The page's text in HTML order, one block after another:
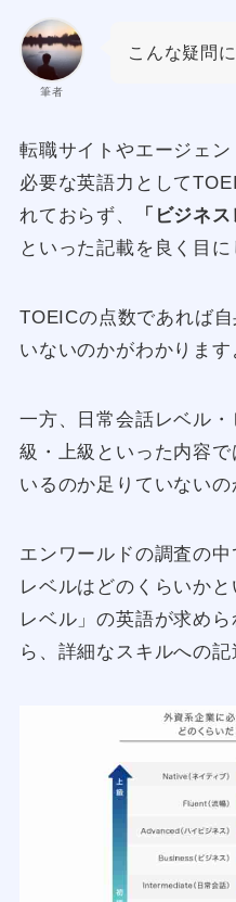
筆者
こんな疑問
転職サイトやエージェン
必要な英語力として
れておらず、
「ビジネ
といった記載を良く目に
TOEICの点数であれば
いないのかがわかります
一方、日常会話レベル
級・上級といった内容
いるのか足りていないの
エンワールドの調査の
レベルはどのくらいか
レベル」の英語が求め
ら、詳細なスキルへの記